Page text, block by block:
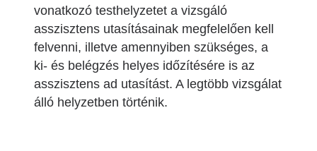
vonatkozó testhelyzetet a vizsgáló
asszisztens utasításainak megfelelően kell
felvenni, illetve amennyiben szükséges, a
ki- és belégzés helyes időzítésére is az
asszisztens ad utasítást. A legtöbb vizsgálat
álló helyzetben történik.